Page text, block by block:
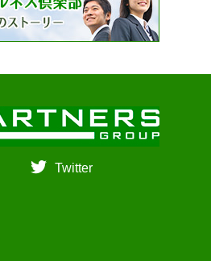
Twitter